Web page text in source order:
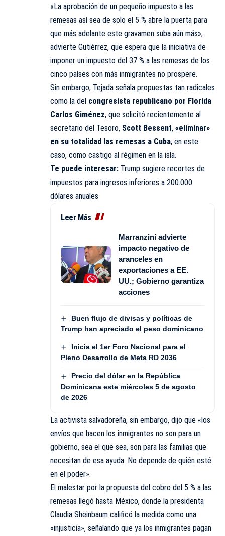
«La aprobación de un pequeño impuesto a las
remesas así sea de solo el 5 % abre la puerta para
que más adelante este gravamen suba aún más»,
advierte Gutiérrez, que espera que la iniciativa de
imponer un impuesto del 37 % a las remesas de los
cinco países con más inmigrantes no prospere.
Sin embargo, Tejada señala propuestas tan radicales
como la del congresista republicano por Florida
Carlos Giménez, que solicitó recientemente al
secretario del Tesoro, Scott Bessent, «eliminar»
en su totalidad las remesas a Cuba, en este
caso, como castigo al régimen en la isla.
Te puede interesar: Trump sugiere recortes de
impuestos para ingresos inferiores a 200.000
dólares anuales
Leer Más
Marranzini advierte
impacto negativo de
aranceles en
exportaciones a EE.
UU.; Gobierno garantiza
acciones
Buen flujo de divisas y políticas de
Trump han apreciado el peso dominicano
Inicia el 1er Foro Nacional para el
Pleno Desarrollo de Meta RD 2036
Precio del dólar en la República
Dominicana este miércoles 5 de agosto
de 2026
La activista salvadoreña, sin embargo, dijo que «los
envíos que hacen los inmigrantes no son para un
gobierno, sea el que sea, son para las familias que
necesitan de esa ayuda. No depende de quién esté
en el poder».
El malestar por la propuesta del cobro del 5 % a las
remesas llegó hasta México, donde la presidenta
Claudia Sheinbaum calificó la medida como una
«injusticia», señalando que ya los inmigrantes pagan